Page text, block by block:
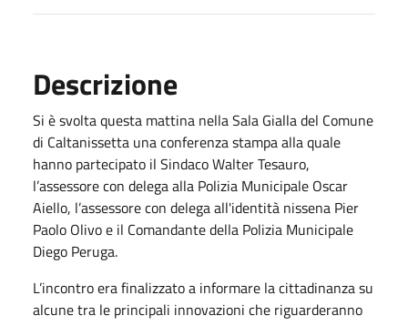
Descrizione
Si è svolta questa mattina nella Sala Gialla del Comune
di Caltanissetta una conferenza stampa alla quale
hanno partecipato il Sindaco Walter Tesauro,
l’assessore con delega alla Polizia Municipale Oscar
Aiello, l’assessore con delega all'identità nissena Pier
Paolo Olivo e il Comandante della Polizia Municipale
Diego Peruga.
L’incontro era finalizzato a informare la cittadinanza su
alcune tra le principali innovazioni che riguarderanno